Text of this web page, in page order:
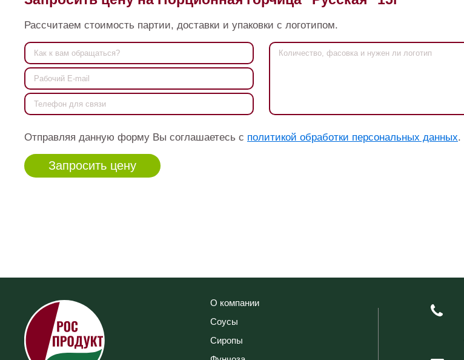
Рассчитаем стоимость партии, доставки и упаковки с логотипом.
Отправляя данную форму Вы соглашаетесь с политикой обработки персональных данных.
О компании
Соусы
Сиропы